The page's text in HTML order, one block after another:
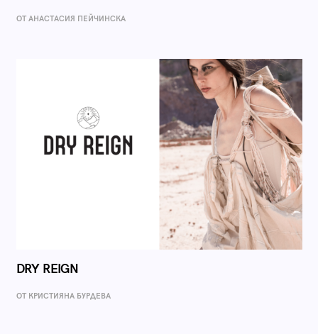
ОТ AНАСТАСИЯ ПЕЙЧИНСКА
DRY REIGN
ОТ КРИСТИЯНА БУРДЕВА